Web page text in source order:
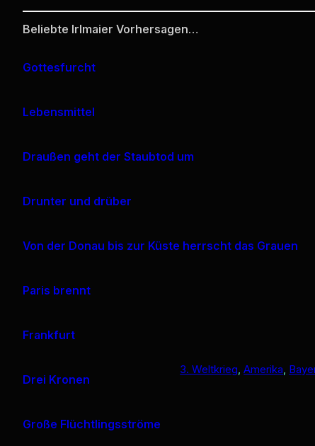
Beliebte Irlmaier Vorhersagen…
Gottesfurcht
Lebensmittel
Draußen geht der Staubtod um
Drunter und drüber
Von der Donau bis zur Küste herrscht das Grauen
Paris brennt
Frankfurt
Drei Kronen
3. Weltkrieg, Amerika,
Große Flüchtlingsströme